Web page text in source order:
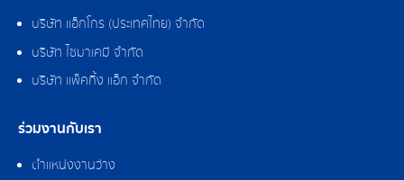
บริษัท แอ็กโกร (ประเทศไทย) จำกัด
บริษัท ไซมาเคมี จำกัด
บริษัท แพ็คกิ้ง แอ็ก จำกัด
ร่วมงานกับเรา
ตำแหน่งงานว่าง